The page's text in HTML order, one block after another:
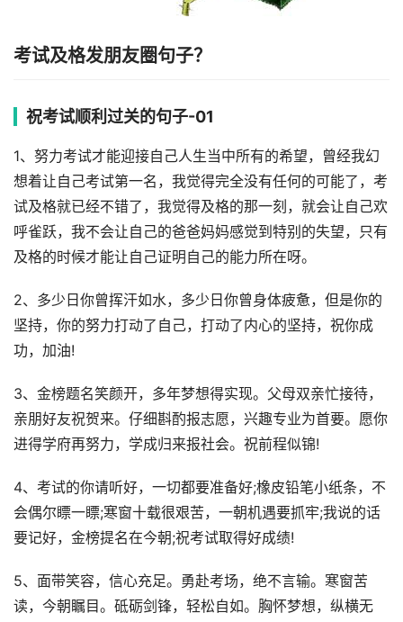
考试及格发朋友圈句子？
祝考试顺利过关的句子-01
1、努力考试才能迎接自己人生当中所有的希望，曾经我幻
想着让自己考试第一名，我觉得完全没有任何的可能了，考
试及格就已经不错了，我觉得及格的那一刻，就会让自己欢
呼雀跃，我不会让自己的爸爸妈妈感觉到特别的失望，只有
及格的时候才能让自己证明自己的能力所在呀。
2、多少日你曾挥汗如水，多少日你曾身体疲惫，但是你的
坚持，你的努力打动了自己，打动了内心的坚持，祝你成
功，加油!
3、金榜题名笑颜开，多年梦想得实现。父母双亲忙接待，
亲朋好友祝贺来。仔细斟酌报志愿，兴趣专业为首要。愿你
进得学府再努力，学成归来报社会。祝前程似锦!
4、考试的你请听好，一切都要准备好;橡皮铅笔小纸条，不
会偶尔瞟一瞟;寒窗十载很艰苦，一朝机遇要抓牢;我说的话
要记好，金榜提名在今朝;祝考试取得好成绩!
5、面带笑容，信心充足。勇赴考场，绝不言输。寒窗苦
读，今朝瞩目。砥砺剑锋，轻松自如。胸怀梦想，纵横无